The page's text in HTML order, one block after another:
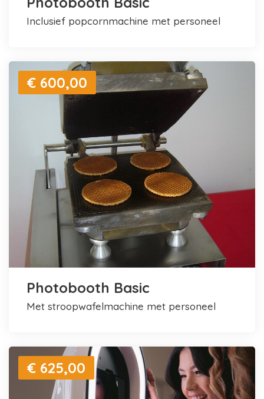
inclusief popcornmachine met personeel
€ 600,00
Photobooth Basic
met stroopwafelmachine met personeel
€ 625,00